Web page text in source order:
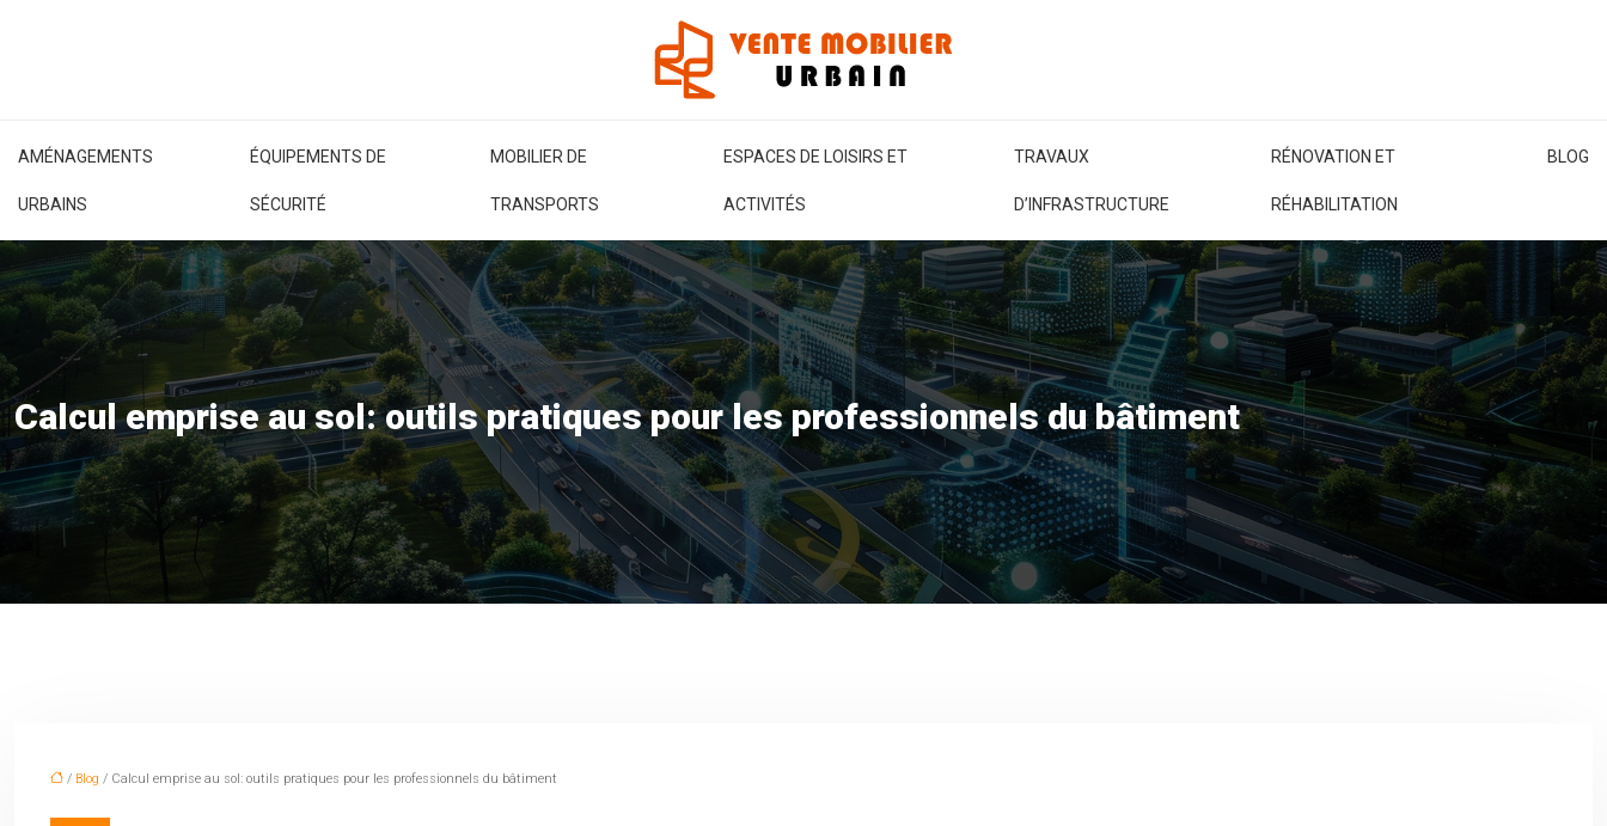
AMÉNAGEMENTS
URBAINS
ÉQUIPEMENTS DE
SÉCURITÉ
MOBILIER DE
TRANSPORTS
ESPACES DE LOISIRS ET
ACTIVITÉS
TRAVAUX
D’INFRASTRUCTURE
RÉNOVATION ET
RÉHABILITATION
BLOG
Calcul emprise au sol: outils pratiques pour les professionnels du bâtiment
/ Blog / Calcul emprise au sol: outils pratiques pour les professionnels du bâtiment